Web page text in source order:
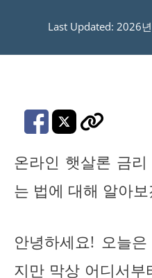
Last Updated: 2026
온라인 햇살론 금
는 법에 대해 알아
안녕하세요! 오늘
지만 막상 어디서